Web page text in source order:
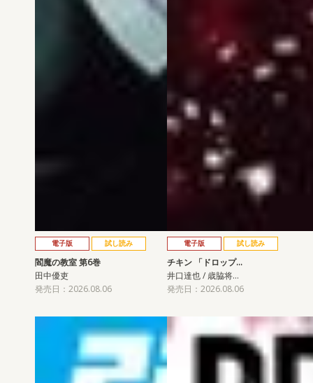
電子版 試し読み
閻魔の教室 第6巻
田中優吏
発売日：2026.08.06
電子版 試し読み
チキン 「ドロップ…
井口達也 / 歳脇将…
発売日：2026.08.06